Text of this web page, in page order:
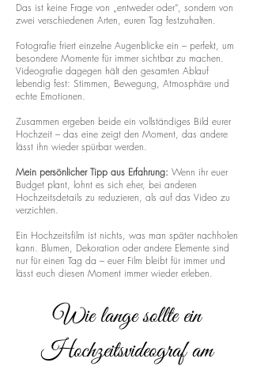
Das ist keine Frage von „entweder oder“, sondern von
zwei verschiedenen Arten, euren Tag festzuhalten.
Fotografie friert einzelne Augenblicke ein – perfekt, um
besondere Momente für immer sichtbar zu machen.
Videografie dagegen hält den gesamten Ablauf
lebendig fest: Stimmen, Bewegung, Atmosphäre und
echte Emotionen.
Zusammen ergeben beide ein vollständiges Bild eurer
Hochzeit – das eine zeigt den Moment, das andere
lässt ihn wieder spürbar werden.
Mein persönlicher Tipp aus Erfahrung: Wenn ihr euer
Budget plant, lohnt es sich eher, bei anderen
Hochzeitsdetails zu reduzieren, als auf das Video zu
verzichten.
Ein Hochzeitsfilm ist nichts, was man später nachholen
kann. Blumen, Dekoration oder andere Elemente sind
nur für einen Tag da – euer Film bleibt für immer und
lässt euch diesen Moment immer wieder erleben.
Wie lange sollte ein
Hochzeitsvideograf am